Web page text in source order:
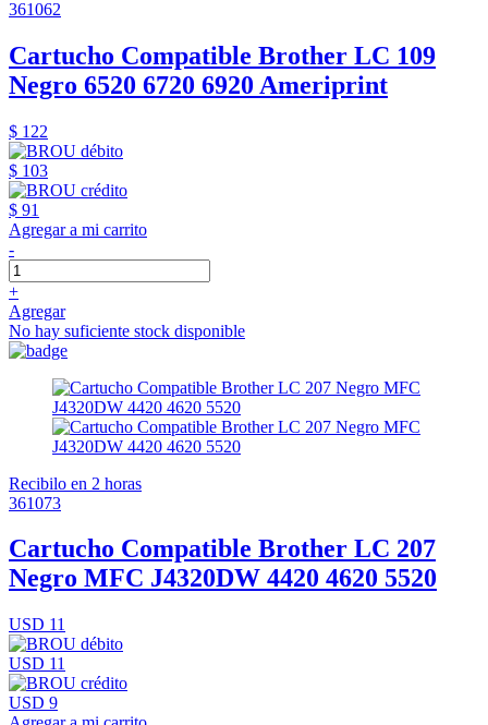
361062
Cartucho Compatible Brother LC 109
Negro 6520 6720 6920 Ameriprint
$ 122
$ 103
$ 91
Agregar a mi carrito
-
+
Agregar
No hay suficiente stock disponible
Recibilo en 2 horas
361073
Cartucho Compatible Brother LC 207
Negro MFC J4320DW 4420 4620 5520
USD 11
USD 11
USD 9